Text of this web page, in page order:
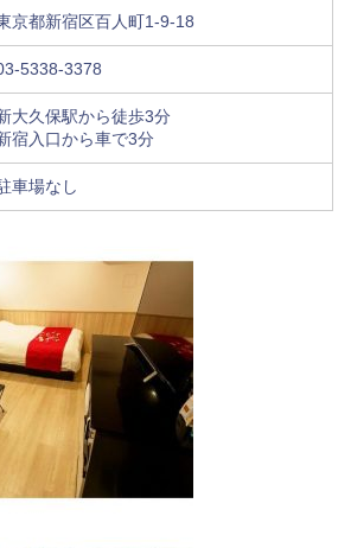
京都新宿区百人町1-9-18
5338-3378
大久保駅から徒歩3分
宿入口から車で3分
車場なし